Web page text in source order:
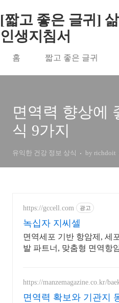
[짧고 좋은 글귀]
인생지침서
홈 짧고 좋은 글귀
면역력 향상에
식 9가지
유익한 건강 정보 상식 by richdoit
https://gccell.com 광고
녹십자 지씨셀
면역세포 기반 항암제, 세
발 파트너, 맞춤형 면역항
https://manzemagazine.co.kr/
면역력 확보와 기관지